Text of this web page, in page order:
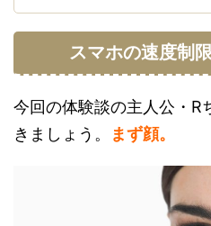
スマホの速度制
今回の体験談の主人公・R
きましょう。
まず顔。